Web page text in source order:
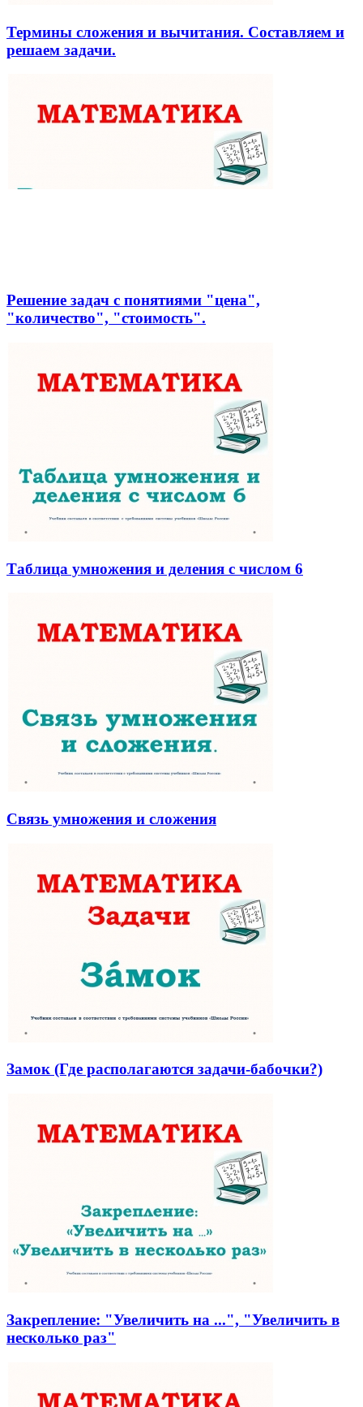
Термины сложения и вычитания. Составляем и
решаем задачи.
Решение задач с понятиями "цена",
"количество", "стоимость".
Таблица умножения и деления с числом 6
Связь умножения и сложения
Замок (Где располагаются задачи-бабочки?)
Закрепление: "Увеличить на ...", "Увеличить в
несколько раз"